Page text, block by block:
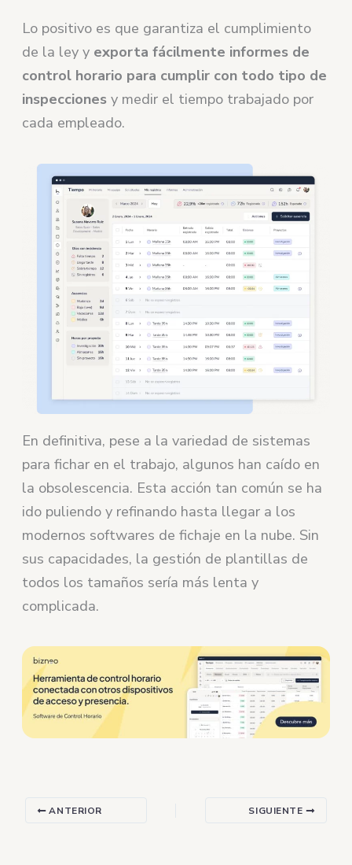
Lo positivo es que garantiza el cumplimiento
de la ley y exporta fácilmente informes de
control horario para cumplir con todo tipo de
inspecciones y medir el tiempo trabajado por
cada empleado.
En definitiva, pese a la variedad de sistemas
para fichar en el trabajo, algunos han caído en
la obsolescencia. Esta acción tan común se ha
ido puliendo y refinando hasta llegar a los
modernos softwares de fichaje en la nube. Sin
sus capacidades, la gestión de plantillas de
todos los tamaños sería más lenta y
complicada.
ANTERIOR SIGUIENTE